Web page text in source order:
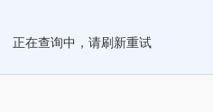
正在查询中，请刷新重试